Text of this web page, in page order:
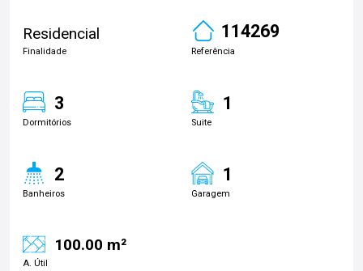
Residencial
Finalidade
114269
Referência
3
Dormitórios
1
Suite
2
Banheiros
1
Garagem
100.00 m²
A. Útil